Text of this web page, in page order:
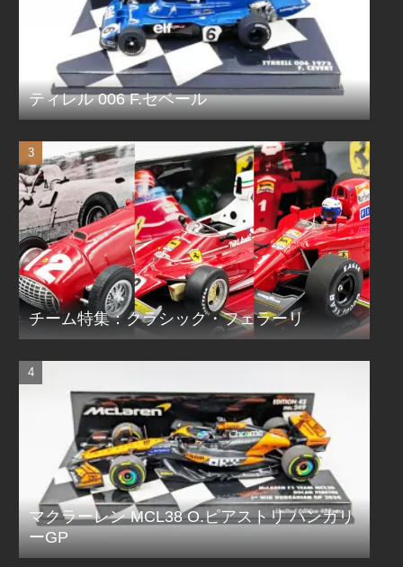
ティレル 006 F.セベール
チーム特集：クラシック・フェラーリ
マクラーレン MCL38 O.ピアストリ ハンガリ
ーGP